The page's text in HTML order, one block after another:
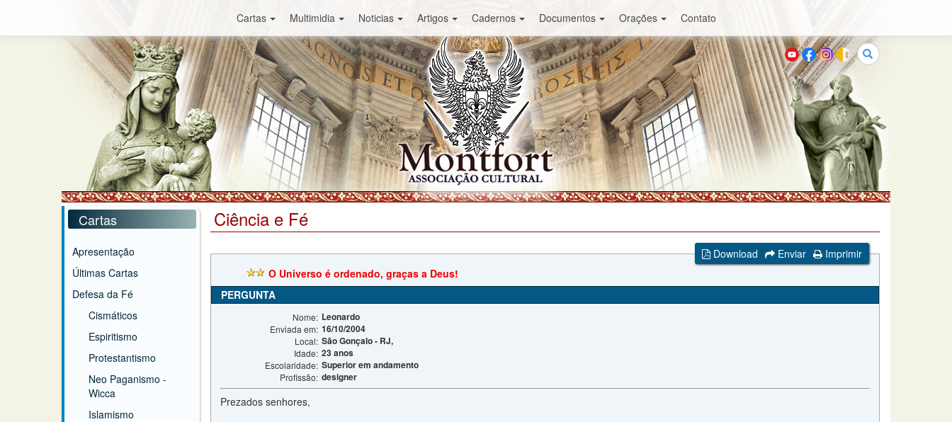
Cartas Multimidia Noticias Artigos Cadernos Documentos Orações Contato
Buscar
Cartas
Apresentação
Últimas Cartas
Defesa da Fé
Cismáticos
Espiritismo
Protestantismo
Neo Paganismo -
Wicca
Islamismo
Ciência e Fé
Download Enviar
Imprimir
O Universo é ordenado, graças a Deus!
PERGUNTA
Nome: Leonardo
Enviada em: 16/10/2004
Local: São Gonçalo - RJ,
Idade: 23 anos
Escolaridade: Superior em andamento
Profissão: designer
Prezados senhores,